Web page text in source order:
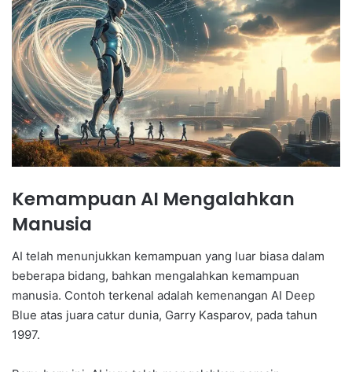
Kemampuan AI Mengalahkan
Manusia
AI telah menunjukkan kemampuan yang luar biasa dalam
beberapa bidang, bahkan mengalahkan kemampuan
manusia. Contoh terkenal adalah kemenangan AI Deep
Blue atas juara catur dunia, Garry Kasparov, pada tahun
1997.